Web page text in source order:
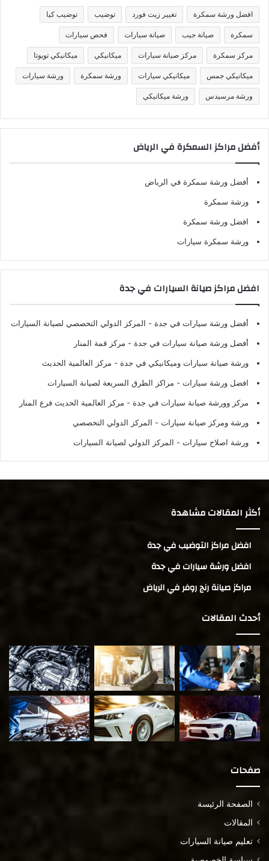
ف
ا
افضل ورشة سمكرة تغيير زيت فورد توضيب توضيب كيا
سمكرة صيانة جيب صيانة سيارات فحص سيارات
مركز سمكرة مركز صيانة سيارات ميكانيكي ميكانيكي تويوتا
ميكانيكي جمس ميكانيكي سيارات ورشة سمكرة ورشة سيارات
ورشة مرسيدس ورشة ميكانيكي
أفضل مراكز السمكرة في الرياض
أفضل ورشة سمكرة في الرياض
ورشة سمكرة
افضل ورشة سمكرة
ورشة سمكرة سيارات
افضل مراكز صيانة السيارات في جدة
أفضل ورشة سيارات في جدة - المركز الدولي التخصصي لصيانة السيارات
أفضل ورشة صيانة سيارات في جدة - مركز قمة المنار
ورشة صيانة سيارات وميكانيكي في جدة - مركز العالمية الحديث
افضل ورشة سيارات - مراكز الطرق السريعة لصيانة السيارات
مركز وورشة صيانة سيارات في جدة - مركز العالمية الحديث فرع المنار
ورشة ومركز صيانة سيارات - المركز الدولي التخصصي
ورشة اصلاح سيارات - المركز الدولي لصيانة السيارات
أكثر المقالات مشاهدة
افضل مراكز التوضيب في جدة
افضل ورشة سيارات في جدة
مراكز صيانة رنج روفر في الرياض
أحدث المقالات
صفحات
الصفحة الرئيسة
المقالات
تعليم صيانة السيارات